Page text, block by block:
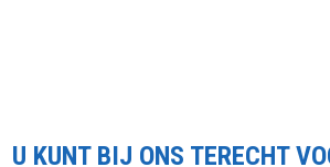
U KUNT BIJ ONS TERECHT